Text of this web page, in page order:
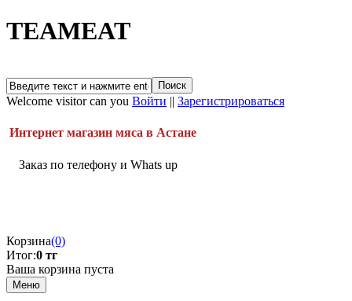
TEAMEAT
Welcome visitor can you Войти || Зарегистрироваться
Интернет магазин мяса в Астане
Заказ по телефону и Whats up
Корзина(0)
Итог:0 тг
Ваша корзина пуста
Меню